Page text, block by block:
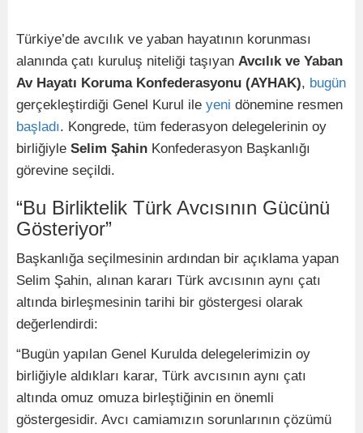
Türkiye’de avcılık ve yaban hayatının korunması
alanında çatı kuruluş niteliği taşıyan Avcılık ve Yaban
Av Hayatı Koruma Konfederasyonu (AYHAK), bugün
gerçekleştirdiği Genel Kurul ile yeni dönemine resmen
başladı. Kongrede, tüm federasyon delegelerinin oy
birliğiyle Selim Şahin Konfederasyon Başkanlığı
görevine seçildi.
“Bu Birliktelik Türk Avcısının Gücünü
Gösteriyor”
Başkanlığa seçilmesinin ardından bir açıklama yapan
Selim Şahin, alınan kararı Türk avcısının aynı çatı
altında birleşmesinin tarihi bir göstergesi olarak
değerlendirdi:
“Bugün yapılan Genel Kurulda delegelerimizin oy
birliğiyle aldıkları karar, Türk avcısının aynı çatı
altında omuz omuza birleştiğinin en önemli
göstergesidir. Avcı camiamızın sorunlarının çözümü